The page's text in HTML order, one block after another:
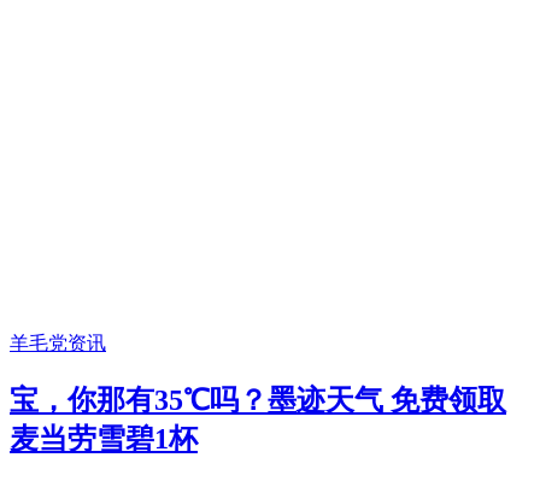
羊毛党资讯
宝，你那有35℃吗？墨迹天气 免费领取
麦当劳雪碧1杯